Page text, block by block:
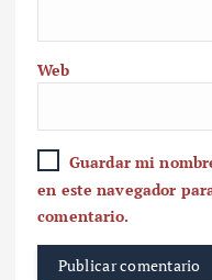
Web
Guardar mi
en este navegador
comentario.